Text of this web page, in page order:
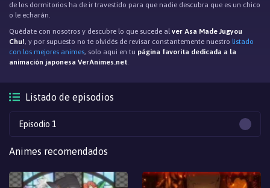
de los dormitorios ha de ir travestido para que nadie descubra que es un chico
o le echarán.
Quédate con nosotros y descubre lo que sucede alver Asa Made Jugyou
Chu!, y por supuesto no te olvidés de revisar constantemente nuestro listado
con los mejores animes, solo aqui en tu página favorita dedicada a la
animación japonesa VerAnimes.net.
Listado de episodios
Episodio 1
Animes recomendados